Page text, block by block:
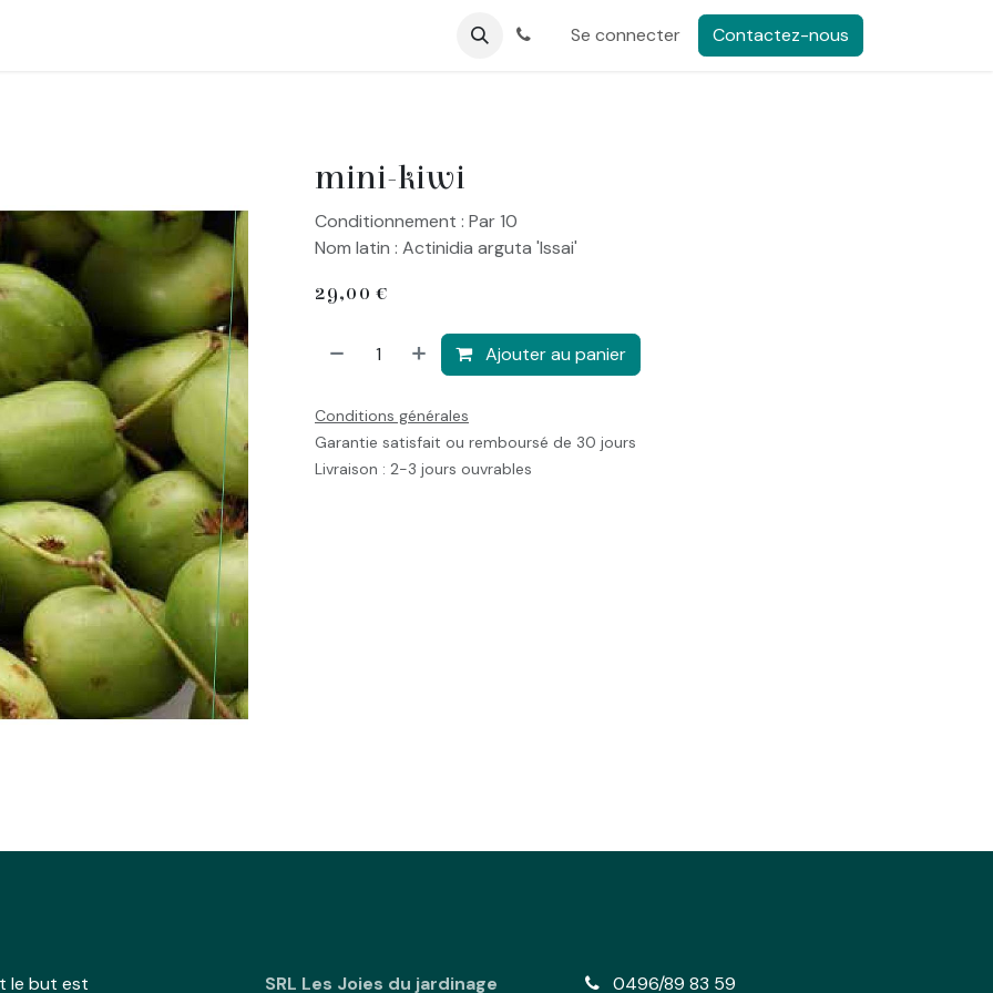
Se connecter Contactez-nous
mini-kiwi
Conditionnement : Par 10
Nom latin : Actinidia arguta 'Issai'
29,00 €
Ajouter au panier
Conditions générales
Garantie satisfait ou remboursé de 30 jours
Livraison : 2-3 jours ouvrables
le but est SRL Les Joies du jardinage 0496/89 83 59